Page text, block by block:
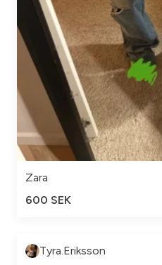
Zara
600 SEK
Tyra.Eriksson